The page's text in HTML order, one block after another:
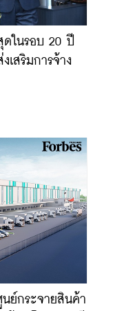
ดในรอบ 20 ปี
เสริมการจ้าง
นย์กระจายสินค้า